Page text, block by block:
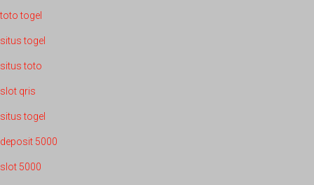
toto togel
situs togel
situs toto
slot qris
situs togel
deposit 5000
slot 5000